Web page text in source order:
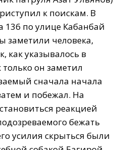
к поискам. В
136 по улице Кабанбай
заметили человека,
как указывалось в
он заметил
сначала начала
и побежал. На
реакцией
бежать
усилия скрыться были